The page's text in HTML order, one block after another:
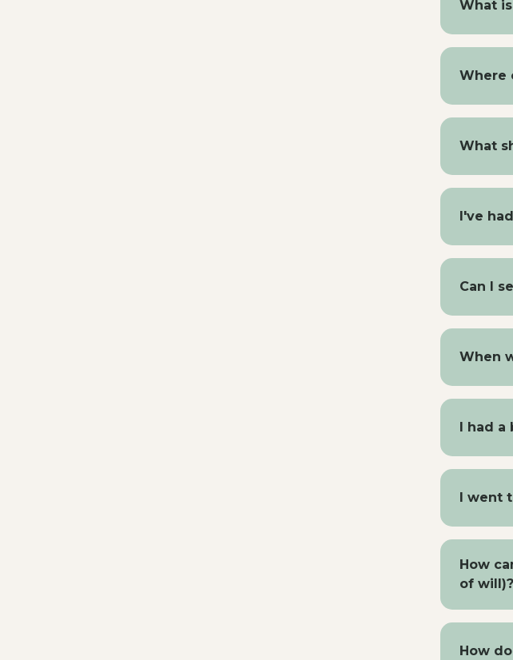
What
The
Where
For
What
Call the
I've
You
call
for an
Can I
Yes,
When
Most
course,
I had a
Within
I went
You
Then
How
of will)?
You
How